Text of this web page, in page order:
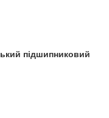
підшипниковий